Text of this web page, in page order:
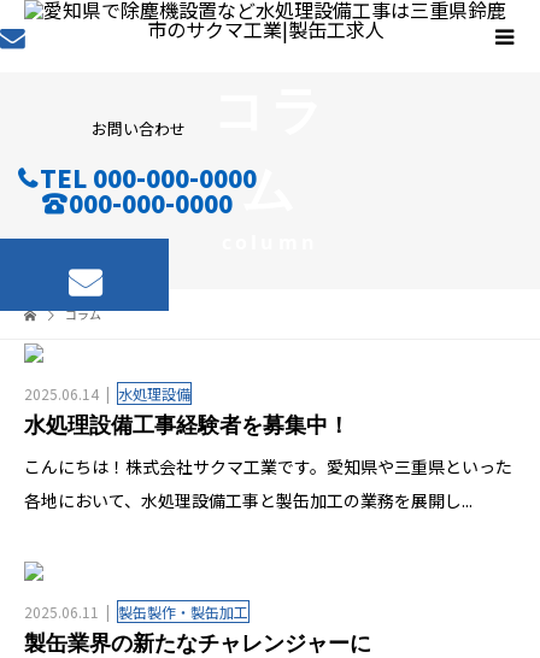
お問い合わせ
TEL 000-000-0000
000-000-0000 ム
コラム
2025.06.14 水処理設備
水処理設備工事経験者を募集中！
こんにちは！株式会社サクマ工業です。愛知県や三重県といった
各地において、水処理設備工事と製缶加工の業務を展開し...
2025.06.11 製缶製作・製缶加工
製缶業界の新たなチャレンジャーに